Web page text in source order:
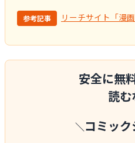
参考記事 リーチサイト「漫
安全に無
読む
＼コミッ